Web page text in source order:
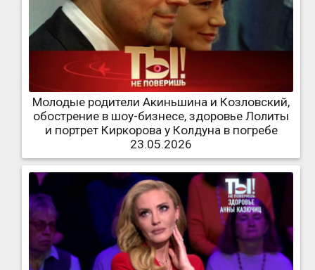
Молодые родители Акиньшина и Козловский,
обострение в шоу-бизнесе, здоровье Лолиты
и портрет Киркорова у Колдуна в погребе
23.05.2026